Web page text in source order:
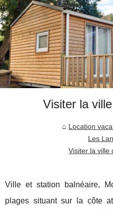
Visiter la
Location
Les
Visiter la ville
Ville et station balnéaire,
plages situant sur la côte